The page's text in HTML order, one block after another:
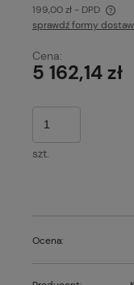
199,00 zł - DPD
Cena nie zawiera
sprawdź formy
Cena:
5 162,14 zł
szt.
Ocena: